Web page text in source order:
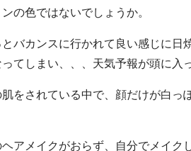
の色ではないでしょうか。
バカンスに行かれて良い感じに日
てしまい、、、天気予報が頭に入
をされている中で、顔だけが白っ
アメイクがおらず、自分でメイク